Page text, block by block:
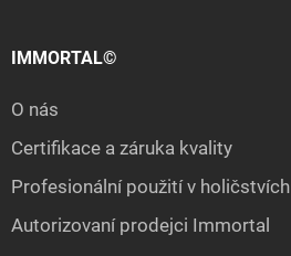
IMMORTAL©
O nás
Certifikace a záruka kvality
Profesionální použití v holičstvích
Autorizovaní prodejci Immortal